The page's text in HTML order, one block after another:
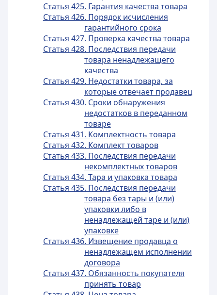
Статья 425. Гарантия качества товара
Статья 426. Порядок исчисления
гарантийного срока
Статья 427. Проверка качества товара
Статья 428. Последствия передачи
товара ненадлежащего
качества
Статья 429. Недостатки товара, за
которые отвечает продавец
Статья 430. Сроки обнаружения
недостатков в переданном
товаре
Статья 431. Комплектность товара
Статья 432. Комплект товаров
Статья 433. Последствия передачи
некомплектных товаров
Статья 434. Тара и упаковка товара
Статья 435. Последствия передачи
товара без тары и (или)
упаковки либо в
ненадлежащей таре и (или)
упаковке
Статья 436. Извещение продавца о
ненадлежащем исполнении
договора
Статья 437. Обязанность покупателя
принять товар